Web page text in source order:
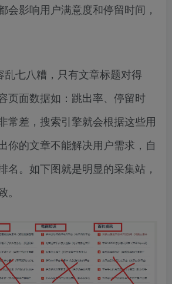
会影响用户满意度和停留时间，
乱七八糟，只有文章标题对得
页面数据如：跳出率、停留时
常差，搜索引擎就会根据这些用
你的文章不能解决用户需求，自
名。如下图就是明显的采集站，